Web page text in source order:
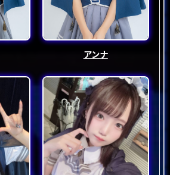
アンナ
Recuruit
後輩募集